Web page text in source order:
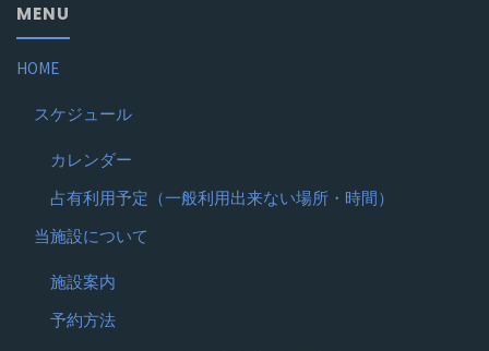
MENU
HOME
スケジュール
カレンダー
占有利用予定（一般利用出来ない場所・時間）
当施設について
施設案内
予約方法